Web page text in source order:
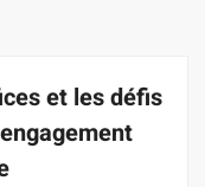
et les défis